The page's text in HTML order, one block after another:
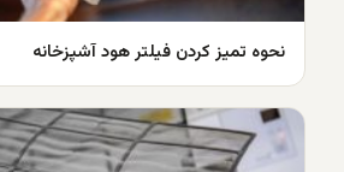
نحوه تمیز کردن فیلتر هود آشپزخانه